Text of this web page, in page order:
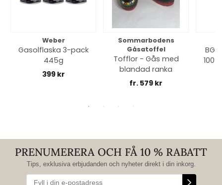
Weber
Gasolflaska 3-pack
445g
399 kr
Sommarbodens
Gåsatoffel
Tofflor - Gås med
blandad ranka
fr. 579 kr
PRENUMERERA OCH FÅ 10 % RABATT
Tips, exklusiva erbjudanden och nyheter direkt i din inkorg.